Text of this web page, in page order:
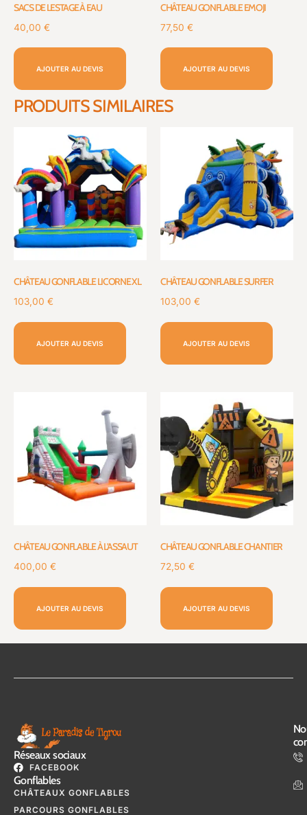
SACS DE LESTAGE À EAU
40,00 €
AJOUTER AU DEVIS
CHÂTEAU GONFLABLE EMOJI
77,50 €
AJOUTER AU DEVIS
PRODUITS SIMILAIRES
CHÂTEAU GONFLABLE LICORNE XL
103,00 €
AJOUTER AU DEVIS
CHÂTEAU GONFLABLE SURFER
103,00 €
AJOUTER AU DEVIS
CHÂTEAU GONFLABLE À L’ASSAUT
400,00 €
AJOUTER AU DEVIS
CHÂTEAU GONFLABLE CHANTIER
72,50 €
AJOUTER AU DEVIS
Réseaux sociaux
FACEBOOK
Gonflables
CHÂTEAUX GONFLABLES
PARCOURS GONFLABLES